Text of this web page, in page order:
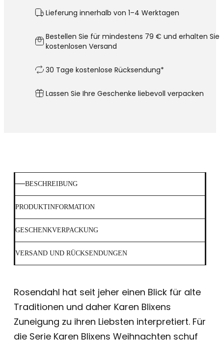
Lieferung innerhalb von 1–4 Werktagen
Bestellen Sie für mindestens 79 € und erhalten Sie
kostenlosen Versand
30 Tage kostenlose Rücksendung*
Lassen Sie Ihre Geschenke liebevoll verpacken
BESCHREIBUNG
PRODUKTINFORMATION
GESCHENKVERPACKUNG
VERSAND UND RÜCKSENDUNGEN
Rosendahl hat seit jeher einen Blick für alte
Traditionen und daher Karen Blixens
Zuneigung zu ihren Liebsten interpretiert. Für
die Serie Karen Blixens Weihnachten schuf